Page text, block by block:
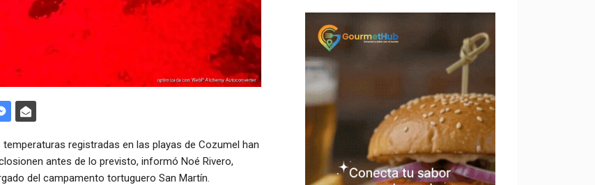
registradas en las playas de Cozumel han
antes de lo previsto, informó Noé Rivero,
del campamento tortuguero San Martín.